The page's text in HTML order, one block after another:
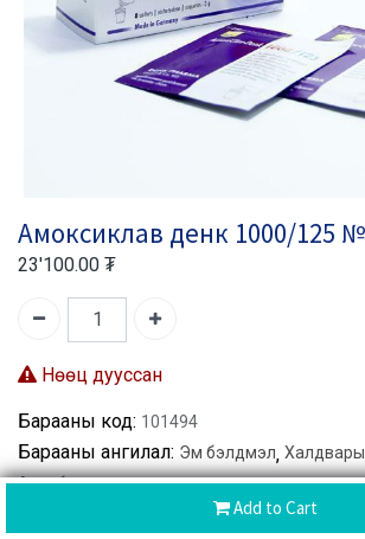
Add to Cart
Амоксиклав денк 1000/125
23'100.00 ₮
Нөөц дууссан
Барааны код: 101494
Барааны ангилал: Эм бэлдмэл,
Антибиотик